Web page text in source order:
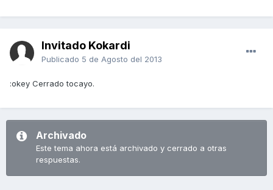
Invitado Kokardi
Publicado 5 de Agosto del 2013
:okey Cerrado tocayo.
Archivado
Este tema ahora está archivado y cerrado a otras
respuestas.